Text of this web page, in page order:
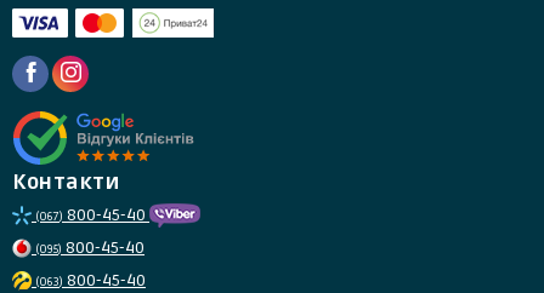
Контакти
(067) 800-45-40
(095) 800-45-40
(063) 800-45-40